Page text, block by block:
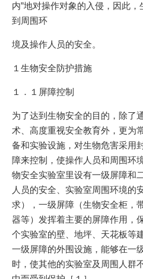
内”地对操作对象的入侵，因此
到周围环
境及操作人员的安全。
１生物安全防护措施
１．１屏障控制
为了达到生物安全的目的，除了
术、高度重视安全教育外，更为
备和实验设施，对生物危害采用
障来控制，使操作人员和周围环
物安全实验室里设有一级屏障和
人员的安全、实验室周围环境的
求），一级屏障（生物安全柜，
器等）发挥着主要的屏障作用，
个实验室的壁、地坪、天花板等
一级屏障的外围设施，能够在一
时，使其他的实验室及周围人群